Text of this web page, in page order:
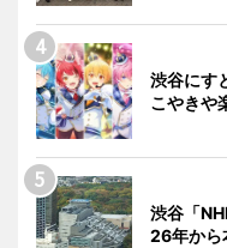
渋谷にす
こやきや
渋谷「
26年から